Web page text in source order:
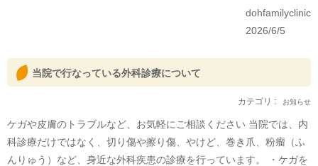
dohfamilyclinic
2026/6/5
当院で行なっている外科診療について
カテゴリ : お知らせ
ケガや皮膚のトラブルなど、お気軽にご相談ください 当院では、内
科診療だけではなく、切り傷や擦り傷、やけど、巻き爪、粉瘤（ふ
んりゅう）など、身近な外科疾患の診療を行っています。 ・ケガを